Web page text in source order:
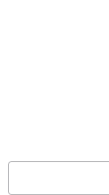
利比亞隕石-適合脾